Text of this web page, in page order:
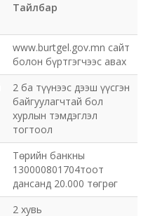
Тайлбар
www.burtgel.gov.mn сайт
болон бүртгэгчээс авах
2 ба түүнээс дээш үүсгэн
байгуулагчтай бол
хурлын тэмдэглэл
тогтоол
Төрийн банкны
130000801704тоот
дансанд 20.000 төгрөг
2 хувь